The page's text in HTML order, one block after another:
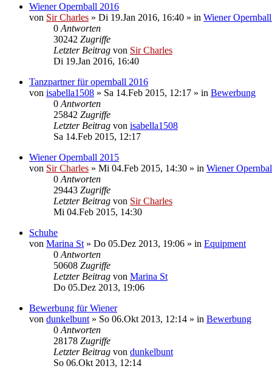
Wiener Opernball 2016
von Sir Charles » Di 19.Jan 2016, 16:40 » in Wiener
0 Antworten
30242 Zugriffe
Letzter Beitrag von Sir Charles
Di 19.Jan 2016, 16:40
Tanzpartner für opernball 2016
von isabella1508 » Sa 14.Feb 2015, 12:17 » in Bewerbung
0 Antworten
25842 Zugriffe
Letzter Beitrag von isabella1508
Sa 14.Feb 2015, 12:17
Wiener Opernball 2015
von Sir Charles » Mi 04.Feb 2015, 14:30 » in Wiener
0 Antworten
29443 Zugriffe
Letzter Beitrag von Sir Charles
Mi 04.Feb 2015, 14:30
Schuhe
von Marina St » Do 05.Dez 2013, 19:06 » in Equipment
0 Antworten
50608 Zugriffe
Letzter Beitrag von Marina St
Do 05.Dez 2013, 19:06
Bewerbung für Wiener
von dunkelbunt » So 06.Okt 2013, 12:14 » in Bewerbung
0 Antworten
28178 Zugriffe
Letzter Beitrag von dunkelbunt
So 06.Okt 2013, 12:14